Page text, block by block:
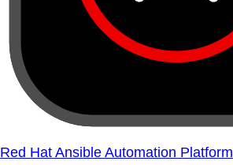
Red Hat Ansible Automation Platform